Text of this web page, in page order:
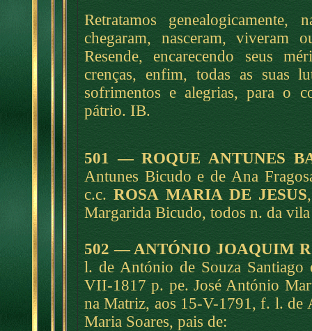
Retratamos
chegaram, nasceram, viveram
Resende, encarecendo seus
crenças, enfim, todas as suas
sofrimentos e alegrias, para o
pátrio. IB.
501 — ROQUE ANTUNES
Antunes Bicudo e de Ana
c.c.ROSA MARIA DE JESUS
Margarida Bicudo, todos n. da
502 — ANTÓNIO JOAQUIM
l. de António de Souza Santiago
VII-1817 p. pe. José António
na Matriz, aos 15-V-1791, f. l. de
Maria Soares, pais de: